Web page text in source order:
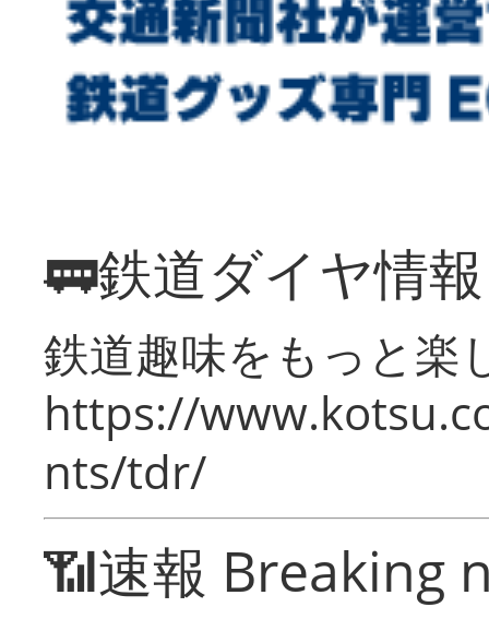
🚃鉄道ダイヤ情
鉄道趣味をもっと楽
https://
nts/tdr/
📶速報 Breaking